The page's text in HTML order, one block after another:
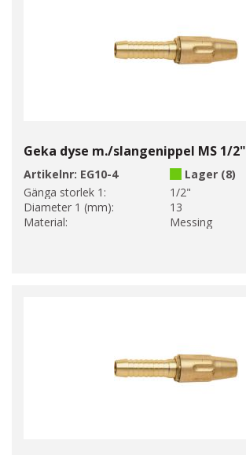
Geka dyse m./slangenippel MS 1/2"
Artikelnr: EG10-4
Lager (8)
Gänga storlek 1:
1/2"
Diameter 1 (mm):
13
Material:
Messing